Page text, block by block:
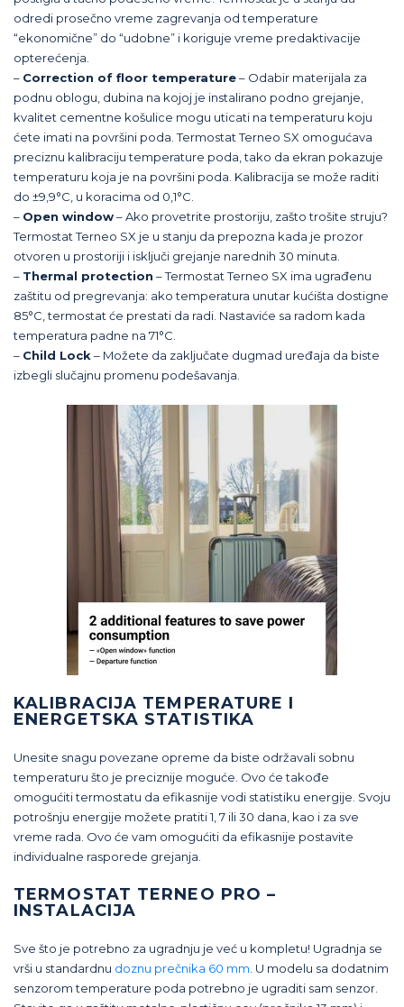
odredi prosečno vreme zagrevanja od temperature
“ekonomične” do “udobne” i koriguje vreme predaktivacije
opterećenja.
– Correction of floor temperature– Odabir materijala za
podnu oblogu, dubina na kojoj je instalirano podno grejanje,
kvalitet cementne košulice mogu uticati na temperaturu koju
ćete imati na površini poda. Termostat Terneo SX omogućava
preciznu kalibraciju temperature poda, tako da ekran pokazuje
temperaturu koja je na površini poda. Kalibracija se može raditi
do ±9,9°C, u koracima od 0,1°C.
– Open window– Ako provetrite prostoriju, zašto trošite struju?
Termostat Terneo SX je u stanju da prepozna kada je prozor
otvoren u prostoriji i isključi grejanje narednih 30 minuta.
– Thermal protection – Termostat Terneo SX ima ugrađenu
zaštitu od pregrevanja: ako temperatura unutar kućišta dostigne
85°C, termostat će prestati da radi. Nastaviće sa radom kada
temperatura padne na 71°C.
– Child Lock – Možete da zaključate dugmad uređaja da biste
izbegli slučajnu promenu podešavanja.
KALIBRACIJA TEMPERATURE I
ENERGETSKA STATISTIKA
Unesite snagu povezane opreme da biste održavali sobnu
temperaturu što je preciznije moguće. Ovo će takođe
omogućiti termostatu da efikasnije vodi statistiku energije. Svoju
potrošnju energije možete pratiti 1, 7 ili 30 dana, kao i za sve
vreme rada. Ovo će vam omogućiti da efikasnije postavite
individualne rasporede grejanja.
TERMOSTAT TERNEO PRO –
INSTALACIJA
Sve što je potrebno za ugradnju je već u kompletu! Ugradnja se
vrši u standardnu doznu prečnika 60 mm . U modelu sa dodatnim
senzorom temperature poda potrebno je ugraditi sam senzor.